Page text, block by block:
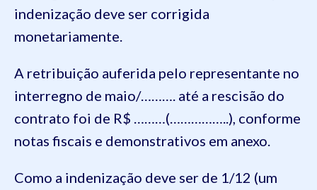
indenização deve ser corrigida
monetariamente.
A retribuição auferida pelo representante no
interregno de maio/………. até a rescisão do
contrato foi de R$ ………(……………..), conforme
notas fiscais e demonstrativos em anexo.
Como a indenização deve ser de 1/12 (um